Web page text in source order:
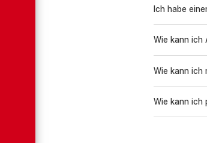
Wie kann ich
Wie kann ich
Wie kann ich